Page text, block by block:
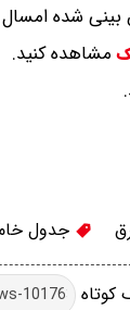
ناترازی برق به
مشاهده کنید.
جدول
کوتاه